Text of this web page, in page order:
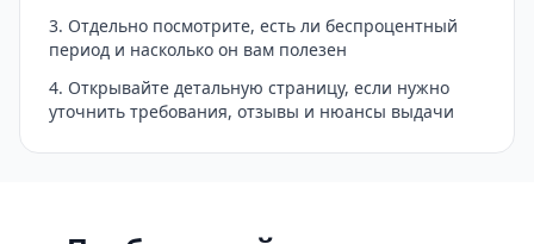
Отдельно посмотрите, есть ли беспроцентный
период и насколько он вам полезен
Открывайте детальную страницу, если нужно
уточнить требования, отзывы и нюансы выдачи